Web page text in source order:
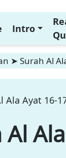
Intro
➤ Surah Al
Ala Ayat 16-
Ala